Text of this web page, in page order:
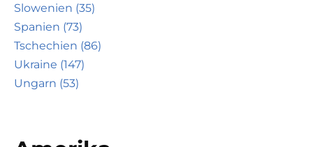
Slowenien (35)
Spanien (73)
Tschechien (86)
Ukraine (147)
Ungarn (53)